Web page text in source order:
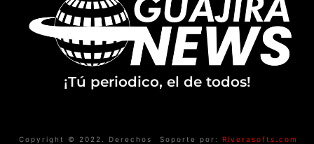
¡Tú periodico, el de todos!
Copyright © 2022. Derechos
Soporte por: Riverasofts.com